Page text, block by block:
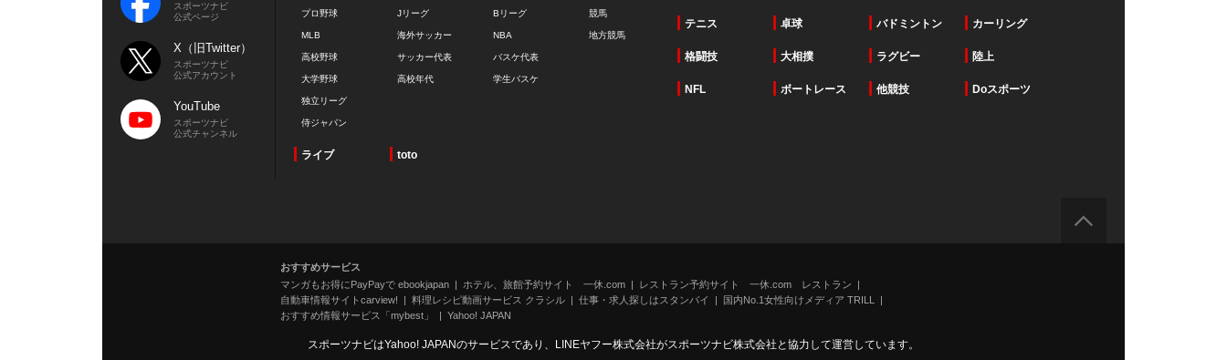
スポーツナビ
公式ページ
X（旧Twitter）
スポーツナビ
公式アカウント
YouTube
スポーツナビ
公式チャンネル
プロ野球
MLB
高校野球
大学野球
独立リーグ
侍ジャパン
Jリーグ
海外サッカー
サッカー代表
高校年代
Bリーグ
NBA
バスケ代表
学生バスケ
競馬
地方競馬
テニス 卓球 バドミントン カーリング
格闘技 大相撲 ラグビー 陸上
NFL ボートレース 他競技 Doスポーツ
ライブ toto
おすすめサービス
マンガもお得にPayPayで ebookjapan
ホテル、旅館予約サイト 一休.com
レストラン予約サイト 一休.com レストラン
自動車情報サイトcarview!
料理レシピ動画サービス クラシル 仕事・求人探しはスタンバイ
国内No.1女性向けメディア TRILL
おすすめ情報サービス「mybest」
Yahoo! JAPAN
スポーツナビはYahoo! JAPANのサービスであり、LINEヤフー株式会社がスポーツナビ株式会社と協力して運営しています。